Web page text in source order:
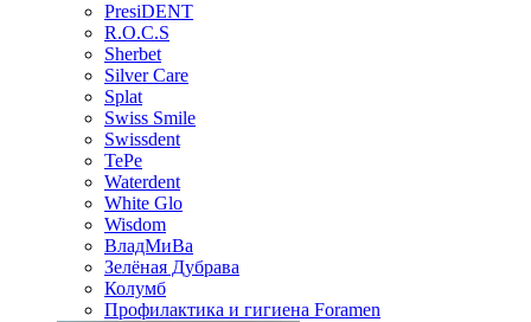
PresiDENT
R.O.C.S
Sherbet
Silver Care
Splat
Swiss Smile
Swissdent
TePe
Waterdent
White Glo
Wisdom
ВладМиВа
Зелёная Дубрава
Колумб
Профилактика и гигиена Foramen